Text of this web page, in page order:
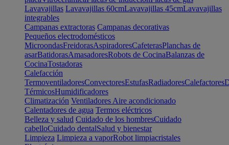
Lavavajillas Lavavajillas 60cmLavavajillas 45cmLavavajillas
integrables
Campanas extractoras Campanas decorativas
Pequeños electrodomésticos
MicroondasFreidorasAspiradoresCafeterasPlanchas de
asarBatidorasAmasadoresRobots de CocinaBalanzas de
CocinaTostadoras
Calefacción
TermoventiladoresConvectoresEstufasRadiadoresCalefactores
TérmicosHumidificadores
Climatización Ventiladores Aire acondicionado
Calentadores de agua Termos eléctricos
Belleza y salud Cuidado de los hombresCuidado
cabelloCuidado dentalSalud y bienestar
Limpieza Limpieza a vaporRobot limpiacristales